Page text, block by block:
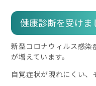
健康診断を受けま
新型コロナウィルス感染
が増えています。
自覚症状が現れにくい、